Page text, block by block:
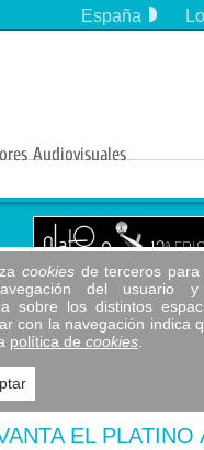
cookiesde terceros para
del usuario y
sobre los distintos
con la navegación indica
política de cookies
España
EGEDA Colombia
EGEDA España
EGEDA México
EGEDA Panamá
EGEDA Perú
EGEDA Uruguay
EGEDA Us
Cuentas Legislación
Festivales y premios
& Platino Industria
Información
Código ético
de prensa Vídeos
y reclamaciones
EL PLATINO